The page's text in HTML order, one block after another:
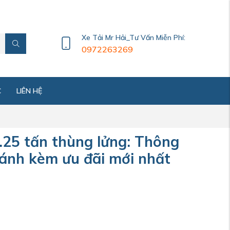
Xe Tải Mr Hải_Tư Vấn Miễn Phí:
0972263269
LIÊN HỆ
tấn thùng lửng: Thông
kèm ưu đãi mới nhất